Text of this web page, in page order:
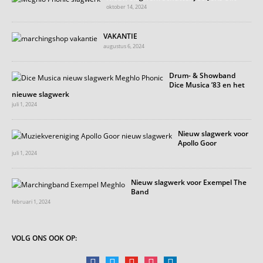
oktober 14, 2024
VAKANTIE
augustus 6, 2024
Drum- & Showband
Dice Musica ’83 en het
nieuwe slagwerk
juli 1, 2024
Nieuw slagwerk voor
Apollo Goor
juli 1, 2024
Nieuw slagwerk voor Exempel The
Band
februari 1, 2024
VOLG ONS OOK OP: